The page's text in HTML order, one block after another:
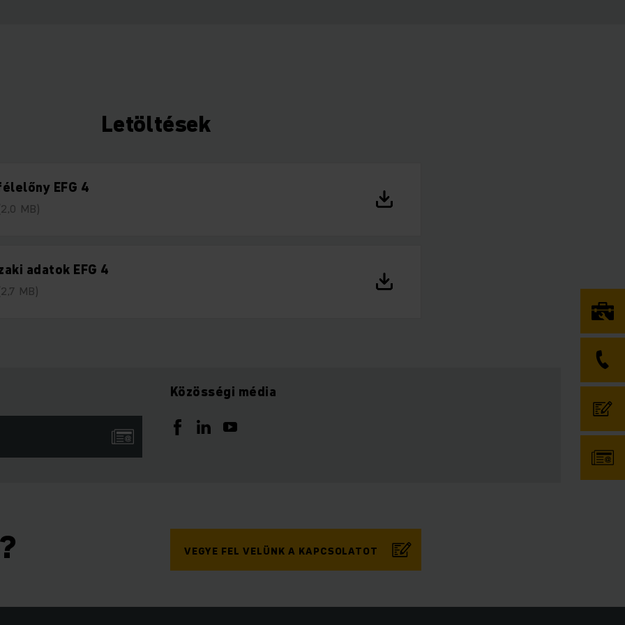
Letöltések
EFG 4
MB)
adatok EFG 4
MB)
Közösségi média
VEGYE FEL VELÜNK A KAPCSOLATOT